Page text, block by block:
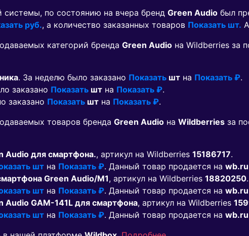
по состоянию на вчера бренд Green Audio был
руб., а количество заказанных товаров Показать шт.
категорий бренда Green Audio на Wildberries за
. За неделю было заказано Показать шт на Показать ₽.
заказано Показать шт на Показать ₽.
заказано Показать шт на Показать ₽.
товаров бренда Green Audio на Wildberries за
Audio для смартфона., артикул на Wildberries 15186717.
шт на Показать ₽. Данный товар продается на wb.ru
Green Audio/M1, артикул на Wildberries 18820250.
шт на Показать ₽. Данный товар продается на wb.ru
GAM-141L для смартфона, артикул на Wildberries
шт на Показать ₽. Данный товар продается на wb.ru